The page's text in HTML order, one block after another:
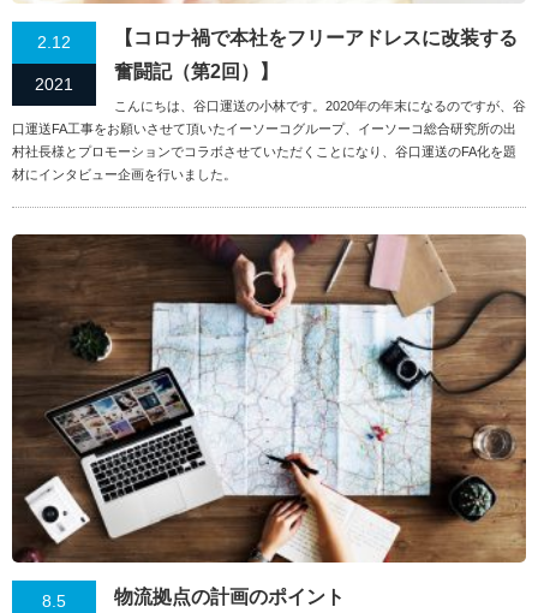
2.12
2021
【コロナ禍で本社をフリーアドレスに改装する
奮闘記（第2回）】
こんにちは、谷口運送の小林です。2020年の年末になるのですが、谷
口運送FA工事をお願いさせて頂いたイーソーコグループ、イーソーコ総合研究所の出
村社長様とプロモーションでコラボさせていただくことになり、谷口運送のFA化を題
材にインタビュー企画を行いました。
8.5 物流拠点の計画のポイント